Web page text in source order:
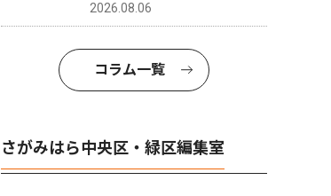
さがみはら中央区・緑区 2026.08.07 さがみはら
2026.08.06
コラム一覧
さがみはら中央区・緑区編集室